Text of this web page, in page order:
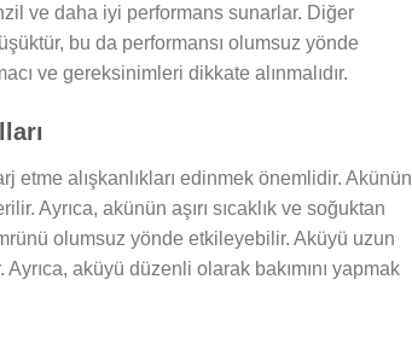
ve daha iyi performans sunarlar. Diğer
bu da performansı olumsuz yönde
ve gereksinimleri dikkate alınmalıdır.
etme alışkanlıkları edinmek önemlidir. Akünün
Ayrıca, akünün aşırı sıcaklık ve soğuktan
olumsuz yönde etkileyebilir. Aküyü uzun
aküyü düzenli olarak bakımını yapmak